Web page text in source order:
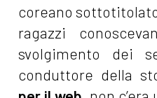
coreano
ragazzi
svolgimento dei
conduttore della